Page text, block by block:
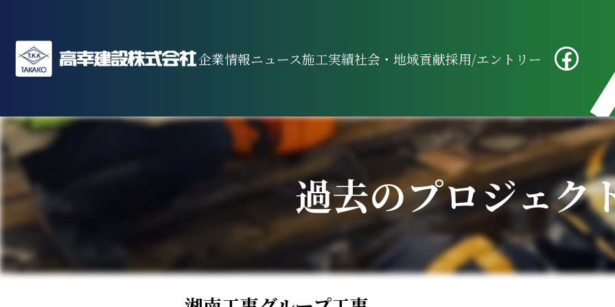
企業情報ニュース施工実績社会・地域貢献採用/エントリー
過去のプロジェク